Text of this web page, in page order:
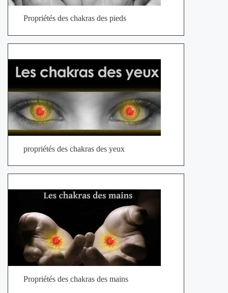
Propriétés des chakras des pieds
propriétés des chakras des yeux
Propriétés des chakras des mains